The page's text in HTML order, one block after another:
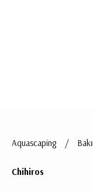
Aquascaping /
Chihiros